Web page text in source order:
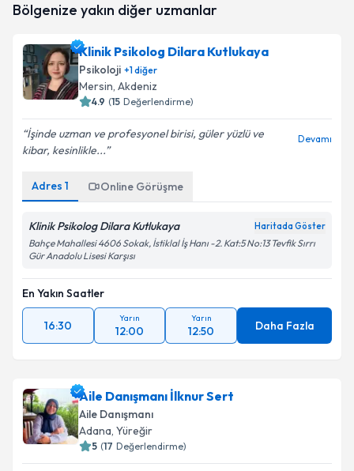
talebi oluşturun. Size bu uzmandan randevu almanız
bilgilendireceğiz.
E-posta Adresiniz
Kişisel verilerimin işlenmesine ilişkin
kapsamda işlenmesini kabul ediyorum.
Takvim Talebini Gönder
Bölgenize yakın diğer uzmanlar
Klinik Psikolog Dilara Kutlukaya
Psikoloji +1diğer
Mersin, Akdeniz
4.9 (15 Değerlendirme)
İşinde uzman ve profesyonel birisi, güler yüzlü ve
kibar, kesinlikle...
Devamı
Adres 1 Online Görüşme
Klinik Psikolog Dilara Kutlukaya Haritada Göster
Bahçe Mahallesi 4606 Sokak, İstiklal İş Hanı -2. Kat:5 No:13 Tevfik Sırrı
Gür Anadolu Lisesi Karşısı
En Yakın Saatler
16:30
Yarın
12:00
Yarın
12:50 Daha Fazla
Aile Danışmanı İlknur Sert
Aile Danışmanı
Adana, Yüreğir
5 (17 Değerlendirme)